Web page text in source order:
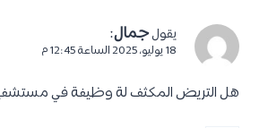
يقول جمال:
18 يوليو، 2025 الساعة 12:45 م
هل التريض المكثف لة وظيفة في